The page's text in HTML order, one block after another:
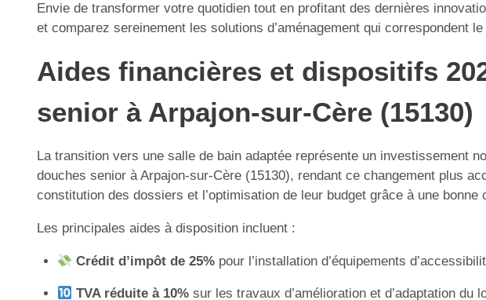
Envie de transformer votre quotidien tout en profitant des dernières
et comparez sereinement les solutions d’aménagement qui correspondent
Aides financières et dispositifs
senior à Arpajon-sur-Cère (15130)
La transition vers une salle de bain adaptée représente un investissement
douches senior à Arpajon-sur-Cère (15130), rendant ce changement plus
constitution des dossiers et l’optimisation de leur budget grâce à une
Les principales aides à disposition incluent :
Crédit d’impôt de 25%pour l’installation d’équipements
TVA réduite à 10%sur les travaux d’amélioration et d’adaptation du